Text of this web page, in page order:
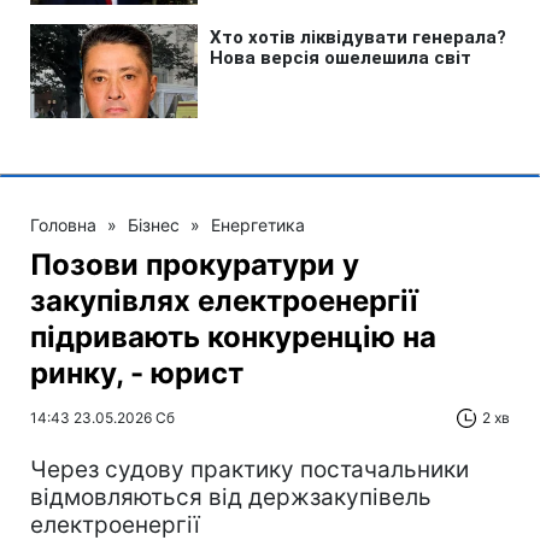
Головна » Бізнес » Енергетика
Позови прокуратури у
закупівлях електроенергії
підривають конкуренцію на
ринку, - юрист
14:43 23.05.2026 Сб 2 хв
Через судову практику постачальники
відмовляються від держзакупівель
електроенергії